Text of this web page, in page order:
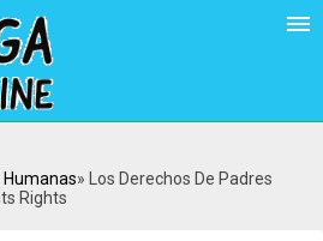
Humanas
Los Derechos De Padres
Rights